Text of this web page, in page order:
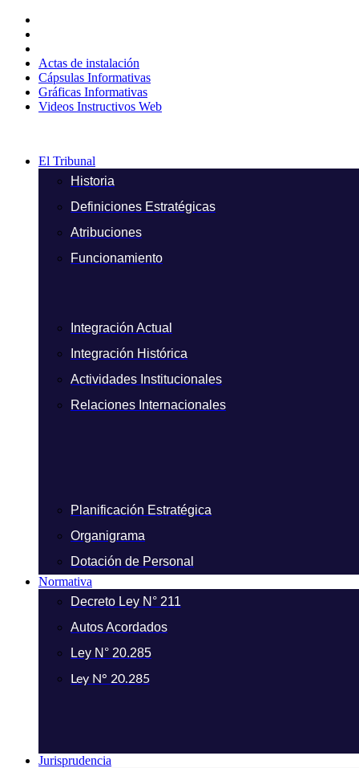
contenido
Actas de instalación
Cápsulas Informativas
Gráficas Informativas
Videos Instructivos Web
El Tribunal
Historia
Definiciones Estratégicas
Atribuciones
Funcionamiento
Integración Actual
Integración Histórica
Actividades Institucionales
Relaciones Internacionales
Planificación Estratégica
Organigrama
Dotación de Personal
Normativa
Decreto Ley N° 211
Autos Acordados
Ley N° 20.285
Ley N° 20.285
Jurisprudencia